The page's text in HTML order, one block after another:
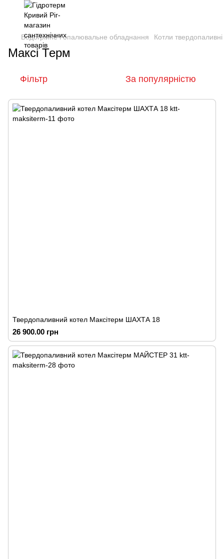
Водогрійне і опалювальне обладнання Котли твердопаливні
Максі Терм
Фільтр За популярністю
Твердопаливний котел Максітерм ШАХТА 18
26 900.00 грн